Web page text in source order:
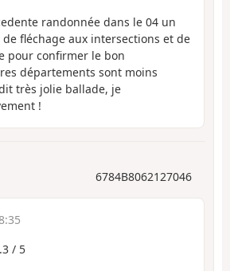
randonnée dans le 04 un
fléchage aux intersections et de
pour confirmer le bon
départements sont moins
très jolie ballade, je
!
6784B8062127046
/ 5